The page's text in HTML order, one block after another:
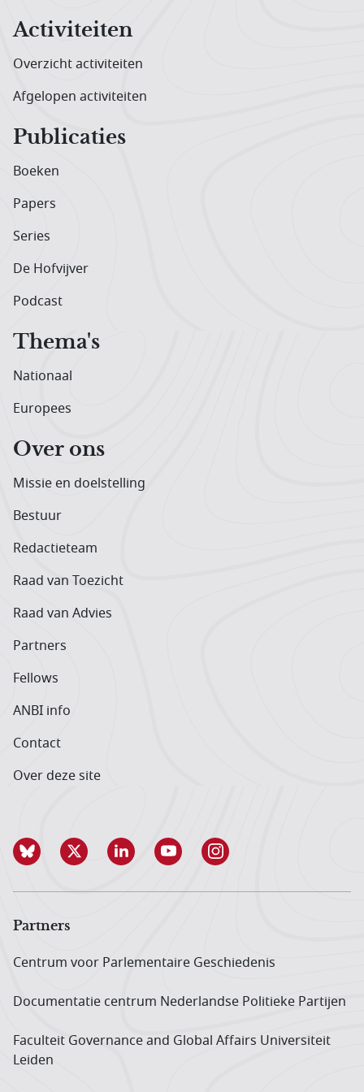
Activiteiten
Overzicht activiteiten
Afgelopen activiteiten
Publicaties
Boeken
Papers
Series
De Hofvijver
Podcast
Thema's
Nationaal
Europees
Over ons
Missie en doelstelling
Bestuur
Redactieteam
Raad van Toezicht
Raad van Advies
Partners
Fellows
ANBI info
Contact
Over deze site
Partners
Centrum voor Parlementaire Geschiedenis
Documentatie centrum Neder­landse Politieke Partijen
Faculteit Governance and Global Affairs Universiteit
Leiden